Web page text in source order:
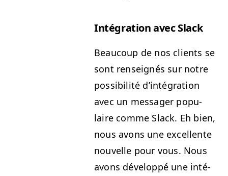
Inté­gra­tion avec Slack
Beau­coup de nos clients se
sont ren­seignés sur notre
pos­si­bil­ité d’intégration
avec un mes­sager pop­u­
laire comme Slack. Eh bien,
nous avons une excel­lente
nou­velle pour vous. Nous
avons dévelop­pé une inté­